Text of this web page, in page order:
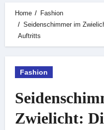
Home
Fashion
Seidenschimmer im
Auftritts
Fashion
Zwielicht: